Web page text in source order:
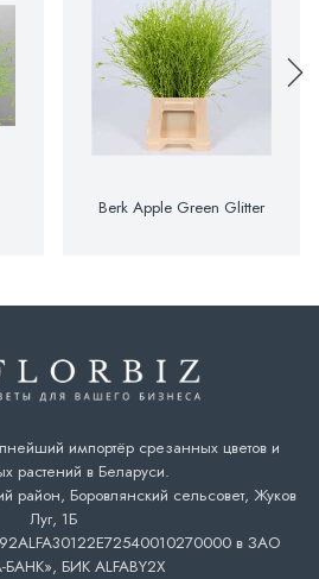
Berk Apple Green Glitter
импортёр срезанных цветов и
растений в Беларуси.
район, Боровлянский сельсовет, Жуков
Луг, 1Б
в ЗАО
БИК ALFABY2X